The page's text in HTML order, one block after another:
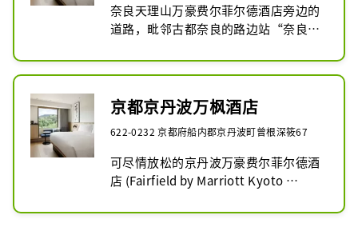
奈良天理山万豪费尔菲尔德酒店旁边的
道路，毗邻古都奈良的路边站“奈良历
您可以近距离体验保存和修复文化遗产
的好奇心，例如传统工艺展览和可以体
验制作工作坊。漫步在相邻的古道“山
边之道”上，您会看到与“古事记”、
“万叶集”有关的地名和传说以及众多
历史遗迹，仿佛置身于古代浪漫的世
界。以我们位于天理市的酒店优越的地
理位置为基地，享受一次沉浸在奈良深
京都京丹波万枫酒店
622-0232 京都府船内郡京丹波町曾根深筱67
可尽情放松的京丹波万豪费尔菲尔德酒
店 (Fairfield by Marriott Kyoto
“京丹波阿味梦之里”。京丹波被缓缓